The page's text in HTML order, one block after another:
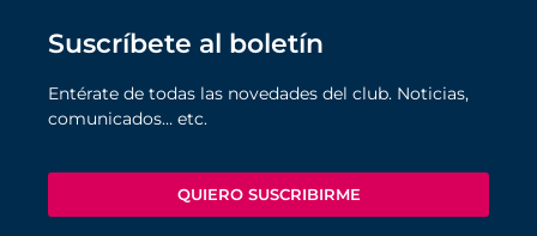
Suscríbete al boletín
Entérate de todas las novedades del club. Noticias,
comunicados… etc.
QUIERO SUSCRIBIRME